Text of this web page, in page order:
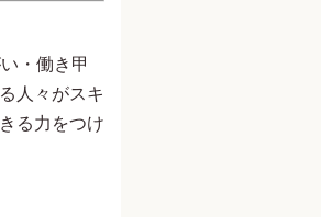
・働き甲
人々がスキ
る力をつけ